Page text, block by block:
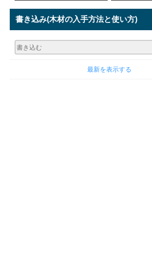
書き込み(木材の入手方法と使い方)
最新を表示する